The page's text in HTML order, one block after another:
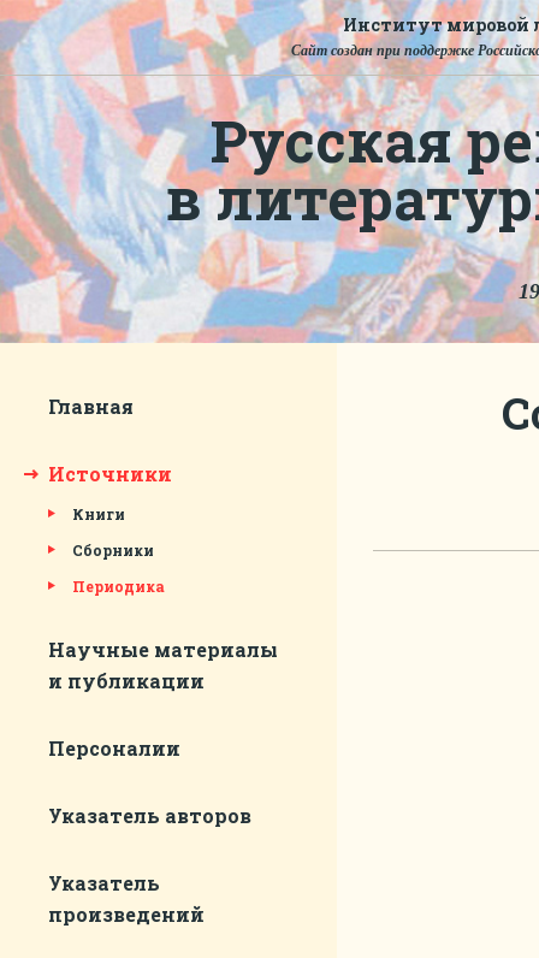
Институт мировой
Сайт создан при поддержке
Русская
в
Главная
Источники
Книги
Сборники
Периодика
Научные материалы
и публикации
Персоналии
Указатель авторов
Указатель
произведений